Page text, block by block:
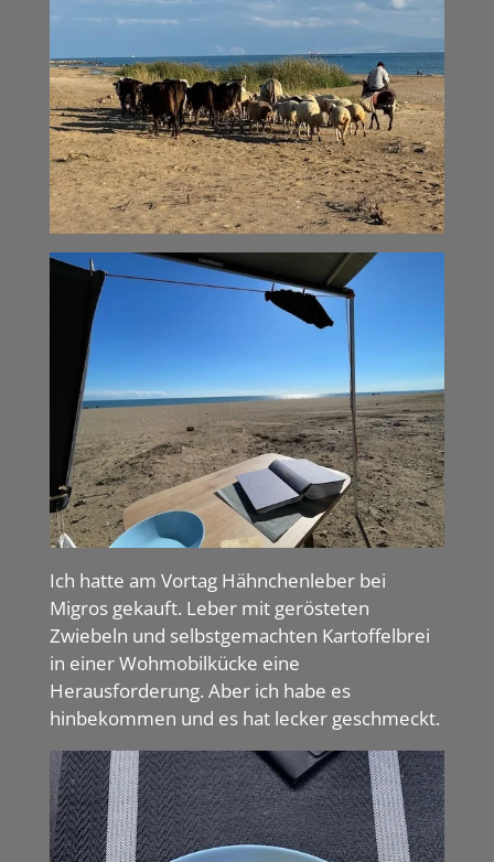
Ich hatte am Vortag Hähnchenleber bei
Migros gekauft. Leber mit gerösteten
Zwiebeln und selbstgemachten Kartoffelbrei
in einer Wohmobilkücke eine
Herausforderung. Aber ich habe es
hinbekommen und es hat lecker geschmeckt.